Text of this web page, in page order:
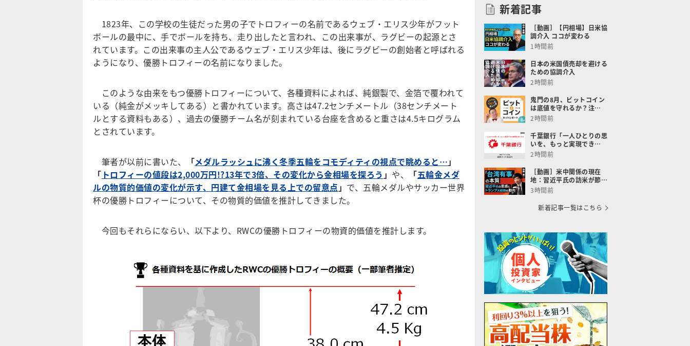
1823年、この学校の生徒だった男の子でトロフィーの名前であるウェブ・エリス少年がフット
ボールの最中に、手でボールを持ち、走り出したと言われ、この出来事が、ラグビーの起源とさ
れています。この出来事の主人公であるウェブ・エリス少年は、後にラグビーの創始者と呼ばれる
ようになり、優勝トロフィーの名前になりました。
このような由来をもつ優勝トロフィーについて、各種資料によれば、純銀製で、金箔で覆われて
いる（純金がメッキしてある）と書かれています。高さは47.2センチメートル（38センチメート
ルとする資料もある）、過去の優勝チーム名が刻まれている台座を含めると重さは4.5キログラム
とされています。
筆者が以前に書いた、 「メダルラッシュに沸く冬季五輪をコモディティの視点で眺めると…」
「 トロフィーの値段は2,000万円!?13年で3倍、その変化から金相場を探ろう 」 や、 「五輪金メダ
ルの物質的価値の変化が示す、円建て金相場を見る上での留意点 」 で、五輪メダルやサッカー世界
杯の優勝トロフィーについて、その物質的価値を推計してきました。
今回もそれらにならい、以下より、RWCの優勝トロフィーの物資的価値を推計します。
新着記事
［動画］【円相場】日米協
調介入 ココが変わる
1時間前
日本の米国債売却を避ける
ための協調介入
2時間前
鬼門の8月、ビットコイン
は底値を守れるか？注…
2時間前
千葉銀行「一人ひとりの思
いを、もっと実現でき…
2時間前
［動画］米中関係の現在
地：習近平氏の訪米が節…
3時間前
新着記事一覧はこちら